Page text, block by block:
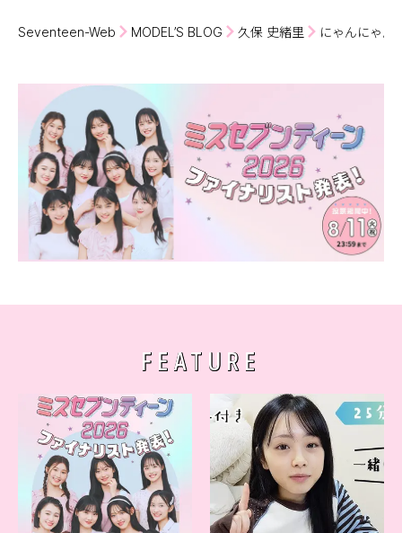
Seventeen-Web MODEL’S BLOG 久保 史緒里 にゃんにゃ
FEATURE